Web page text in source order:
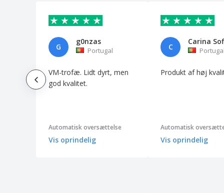
G
g0nzas
Portugal
VM-trofæ. Lidt dyrt, men
god kvalitet.
Automatisk oversættelse
Vis oprindelig
C
Produkt af høj
Automatisk
Vis oprindelig